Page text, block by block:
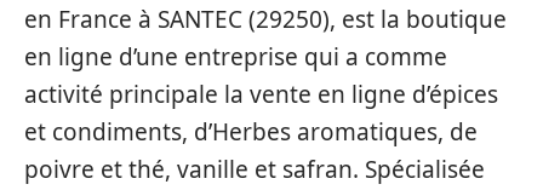
en France à SANTEC (29250), est la boutique
en ligne d’une entreprise qui a comme
activité principale la vente en ligne d’épices
et condiments, d’Herbes aromatiques, de
poivre et thé, vanille et safran. Spécialisée